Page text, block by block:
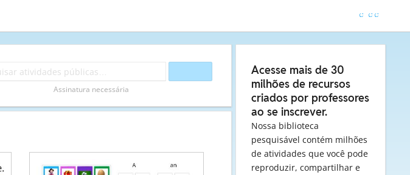
Assinatura necessária
Acesse mais de 30
milhões de recursos
criados por professores
ao se inscrever.
Nossa biblioteca
pesquisável contém milhões
de atividades que você pode
reproduzir, compartilhar e